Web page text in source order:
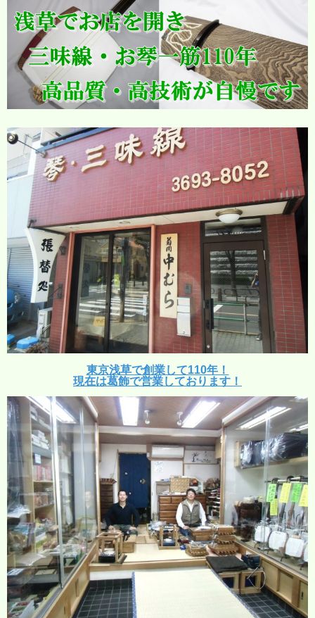
東京浅草で創業して110年！
現在は葛飾で営業しております！